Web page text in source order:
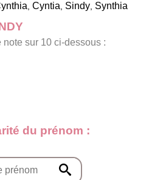
, Cyntia, Sindy, Synthia
sur 10 ci-dessous :
du prénom :